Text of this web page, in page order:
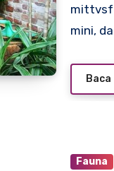
mittvsfact.com – Fitur air, seperti kolam kecil, air terjun
mini,
Fauna